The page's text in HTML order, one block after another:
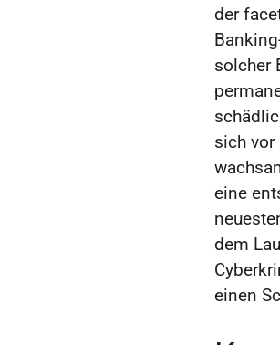
der
solcher
sich vor
eine
dem
einen